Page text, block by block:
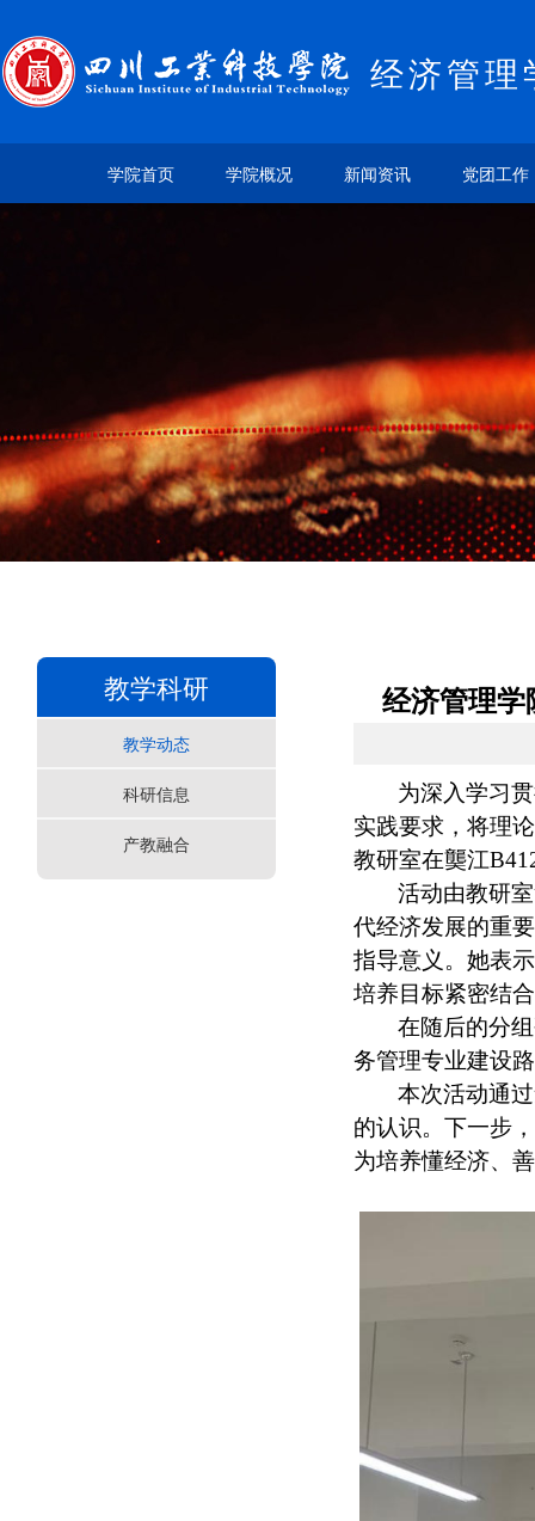
经济管理
学院首页 学院概况 新闻资讯 党团工作
教学科研
教学动态
科研信息
产教融合
经济管理
为深入学习
实践要求，将理
教研室在龑江
活动由教研
代经济发展的重
指导意义。她表
培养目标紧密结
在随后的分
务管理专业建设
本次活动通
的认识。下一步
为培养懂经济、